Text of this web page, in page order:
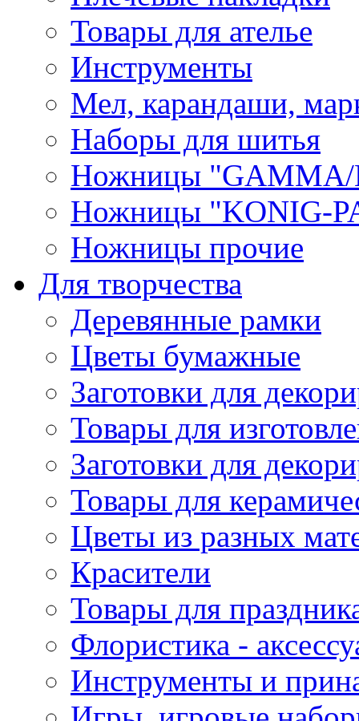
Товары для ателье
Инструменты
Мел, карандаши,
Наборы для шитья
Ножницы "GAMMA/
Ножницы "KONIG-
Ножницы прочие
Для творчества
Деревянные рамки
Цветы бумажные
Заготовки для
Товары для
Заготовки для
Товары для
Цветы из разных
Красители
Товары для
Флористика -
Инструменты и